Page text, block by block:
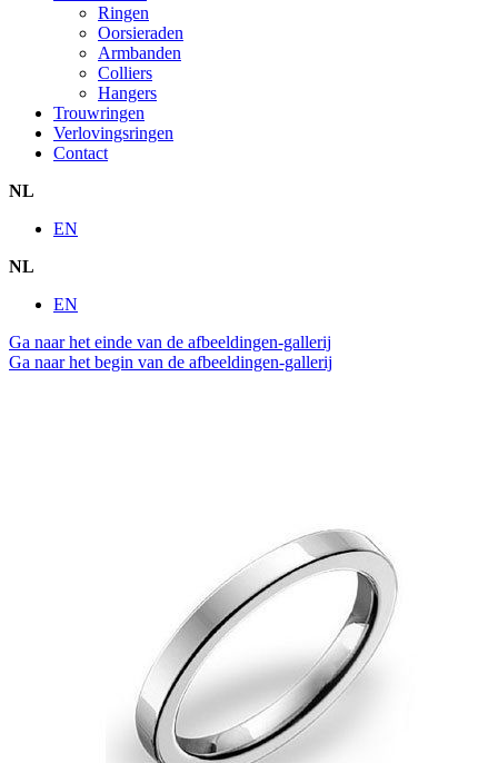
Ringen
Oorsieraden
Armbanden
Colliers
Hangers
Trouwringen
Verlovingsringen
Contact
NL
EN
NL
EN
Ga naar het einde van de afbeeldingen-gallerij
Ga naar het begin van de afbeeldingen-gallerij